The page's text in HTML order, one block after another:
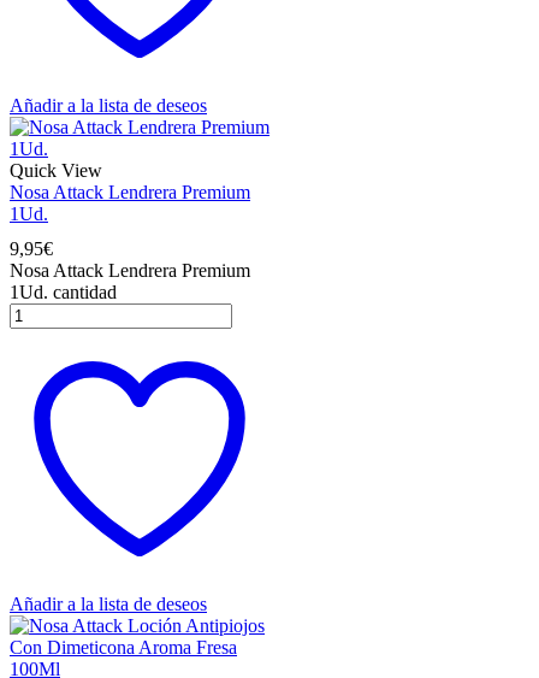
Añadir a la lista de deseos
Quick View
Nosa Attack Lendrera Premium
1Ud.
9,95€
Nosa Attack Lendrera Premium
1Ud. cantidad
Añadir a la lista de deseos